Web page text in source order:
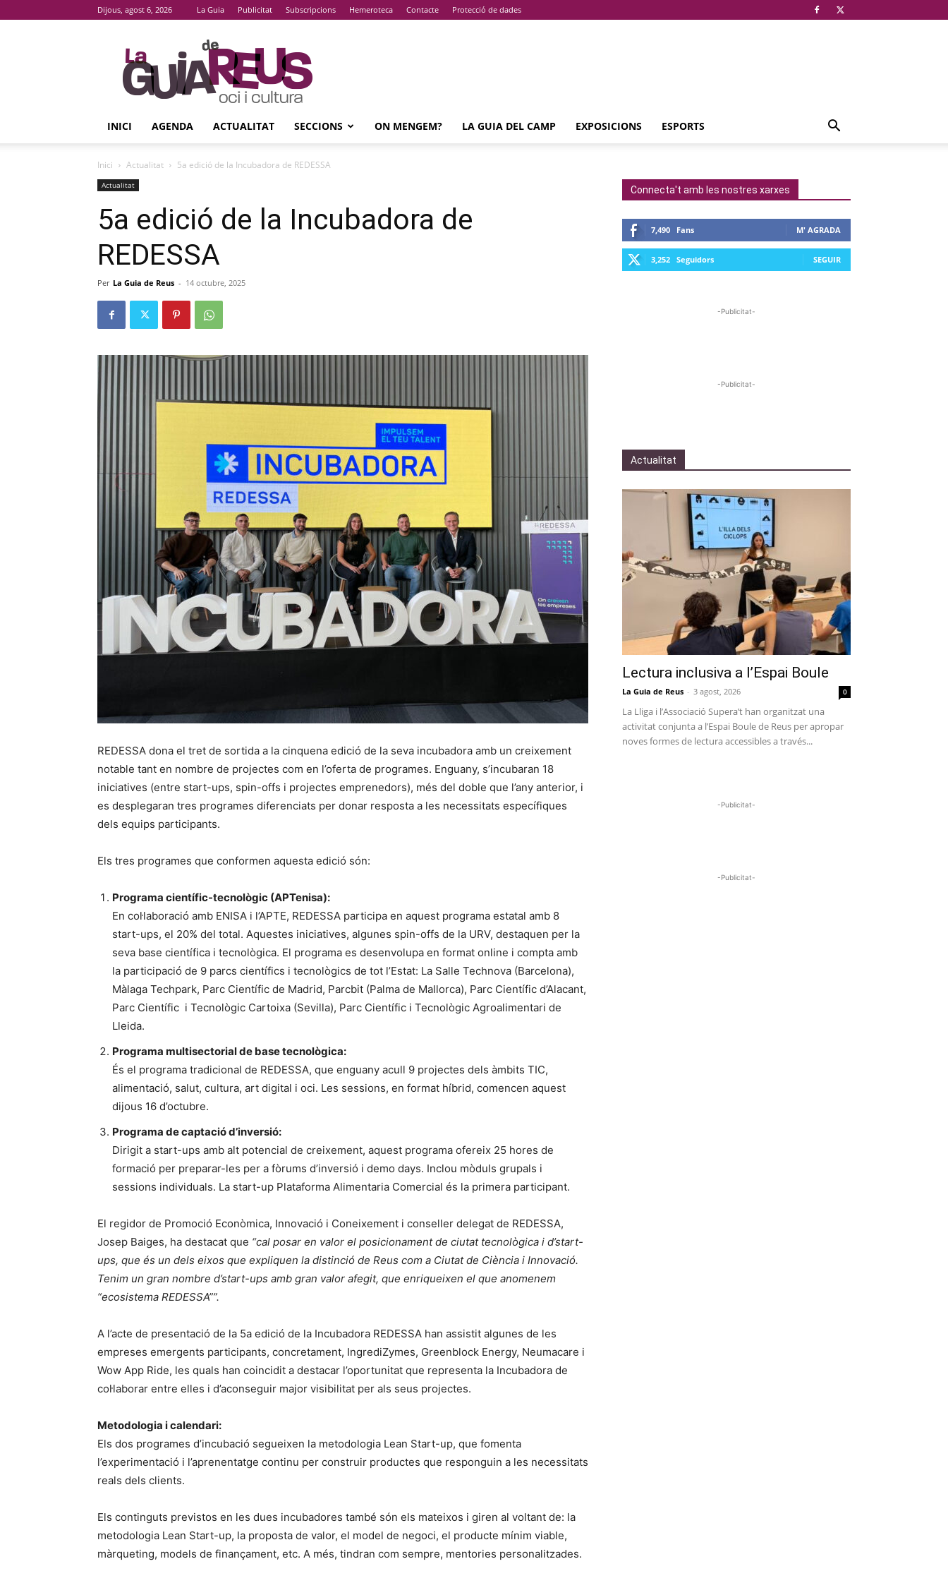
Dijous, agost 6, 2026 La Guia Publicitat Subscripcions Hemeroteca Contacte Protecció de dades
La
Guia
De
Reus
INICI AGENDA ACTUALITAT SECCIONS ON MENGEM? LA GUIA DEL CAMP EXPOSICIONS ESPORTS
Inici Actualitat 5a edició de la Incubadora de REDESSA
Actualitat
5a edició de la Incubadora de
REDESSA
Per La Guia de Reus - 14 octubre, 2025
REDESSA dona el tret de sortida a la cinquena edició de la seva incubadora amb un creixement
notable tant en nombre de projectes com en l’oferta de programes. Enguany, s’incubaran 18
iniciatives (entre start-ups, spin-offs i projectes emprenedors), més del doble que l’any anterior, i
es desplegaran tres programes diferenciats per donar resposta a les necessitats específiques
dels equips participants.
Els tres programes que conformen aquesta edició són:
Programa científic-tecnològic (APTenisa):
En col·laboració amb ENISA i l’APTE, REDESSA participa en aquest programa estatal amb 8
start-ups, el 20% del total. Aquestes iniciatives, algunes spin-offs de la URV, destaquen per la
seva base científica i tecnològica. El programa es desenvolupa en format online i compta amb
la participació de 9 parcs científics i tecnològics de tot l’Estat: La Salle Technova (Barcelona),
Màlaga Techpark, Parc Científic de Madrid, Parcbit (Palma de Mallorca), Parc Científic d’Alacant,
Parc Científic i Tecnològic Cartoixa (Sevilla), Parc Científic i Tecnològic Agroalimentari de
Lleida.
Programa multisectorial de base tecnològica:
És el programa tradicional de REDESSA, que enguany acull 9 projectes dels àmbits TIC,
alimentació, salut, cultura, art digital i oci. Les sessions, en format híbrid, comencen aquest
dijous 16 d’octubre.
Programa de captació d’inversió:
Dirigit a start-ups amb alt potencial de creixement, aquest programa ofereix 25 hores de
formació per preparar-les per a fòrums d’inversió i demo days. Inclou mòduls grupals i
sessions individuals. La start-up Plataforma Alimentaria Comercial és la primera participant.
El regidor de Promoció Econòmica, Innovació i Coneixement i conseller delegat de REDESSA,
Josep Baiges, ha destacat que “cal posar en valor el posicionament de ciutat tecnològica i d’start-
ups, que és un dels eixos que expliquen la distinció de Reus com a Ciutat de Ciència i Innovació.
Tenim un gran nombre d’start-ups amb gran valor afegit, que enriqueixen el que anomenem
“ecosistema REDESSA””.
A l’acte de presentació de la 5a edició de la Incubadora REDESSA han assistit algunes de les
empreses emergents participants, concretament, IngrediZymes, Greenblock Energy, Neumacare i
Wow App Ride, les quals han coincidit a destacar l’oportunitat que representa la Incubadora de
col·laborar entre elles i d’aconseguir major visibilitat per als seus projectes.
Metodologia i calendari:
Els dos programes d’incubació segueixen la metodologia Lean Start-up, que fomenta
l’experimentació i l’aprenentatge continu per construir productes que responguin a les necessitats
reals dels clients.
Els continguts previstos en les dues incubadores també són els mateixos i giren al voltant de: la
metodologia Lean Start-up, la proposta de valor, el model de negoci, el producte mínim viable,
màrqueting, models de finançament, etc. A més, tindran com sempre, mentories personalitzades.
Connecta't amb les nostres xarxes
7,490 Fans M' AGRADA
3,252 Seguidors SEGUIR
-Publicitat-
-Publicitat-
Actualitat
Lectura inclusiva a l’Espai Boule
La Guia de Reus - 3 agost, 2026 0
La Lliga i l’Associació Supera’t han organitzat una
activitat conjunta a l’Espai Boule de Reus per apropar
noves formes de lectura accessibles a través...
-Publicitat-
-Publicitat-